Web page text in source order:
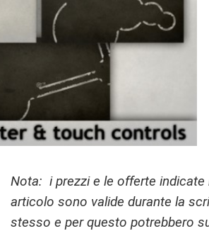
Nota: i prezzi e le offerte indicate
articolo sono valide durante la
stesso e per questo potrebbero